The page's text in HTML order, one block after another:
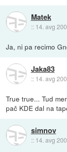
Matek
:: 14. avg
Ja, ni pa recimo
Jaka83
:: 14. avg
True true... Tud
pač KDE dal na
simnov
:: 14. avg